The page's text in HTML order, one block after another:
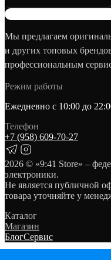
Мы предлагаем
и других топовых
профессиональным
Режим работы
Ежедневно с 10:00 до
Телефон
+7 (958) 609‑70‑27
2026 © «9:41 Store» –
электроники.
Не является публичной
товара уточняйте у
Каталог
Магазин
БлогСервис